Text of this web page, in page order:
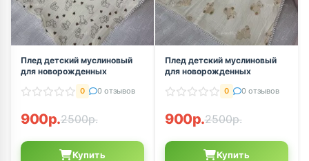
Плед детский муслиновый
для новорожденных
0 0 отзывов
900р.2500р.
Купить
Плед детский муслиновый
для новорожденных
0 0 отзывов
900р.2500р.
Купить